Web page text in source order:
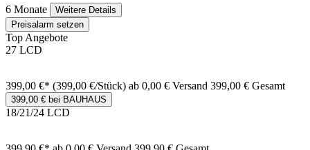
6 Monate
Weitere Details
Preisalarm setzen
Top Angebote
27 LCD
399,00 €* (399,00 €/Stück) ab 0,00 € Versand 399,00 € Gesamt
399,00 € bei BAUHAUS
18/21/24 LCD